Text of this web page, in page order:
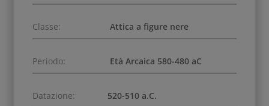
Classe: Attica a figure nere
Periodo: Età Arcaica 580-480 aC
Datazione: 520-510 a.C.